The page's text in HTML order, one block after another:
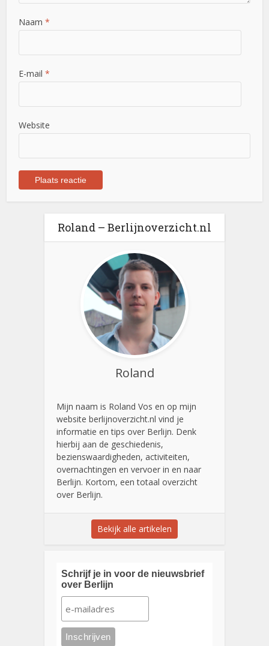
Naam*
E-mail*
Website
Roland – Berlijnoverzicht.nl
Roland
Mijn naam is Roland Vos en op mijn
website berlijnoverzicht.nl vind je
informatie en tips over Berlijn. Denk
hierbij aan de geschiedenis,
bezienswaardigheden, activiteiten,
overnachtingen en vervoer in en naar
Berlijn. Kortom, een totaal overzicht
over Berlijn.
Bekijk alle artikelen
Schrijf je in voor de nieuwsbrief
over Berlijn